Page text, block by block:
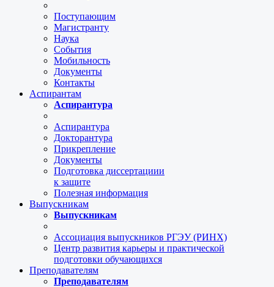
Поступающим
Магистранту
Наука
События
Мобильность
Документы
Контакты
Аспирантам
Аспирантура
Аспирантура
Докторантура
Прикрепление
Документы
Подготовка диссертациии
к защите
Полезная информация
Выпускникам
Выпускникам
Ассоциация выпускников РГЭУ (РИНХ)
Центр развития карьеры и практической
подготовки обучающихся
Преподавателям
Преподавателям